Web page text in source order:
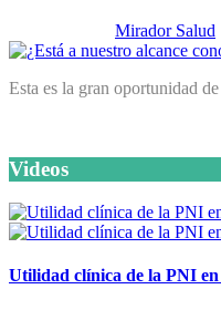
Mirador Salud
Esta es la gran oportunidad
Videos
Utilidad clínica de la PNI